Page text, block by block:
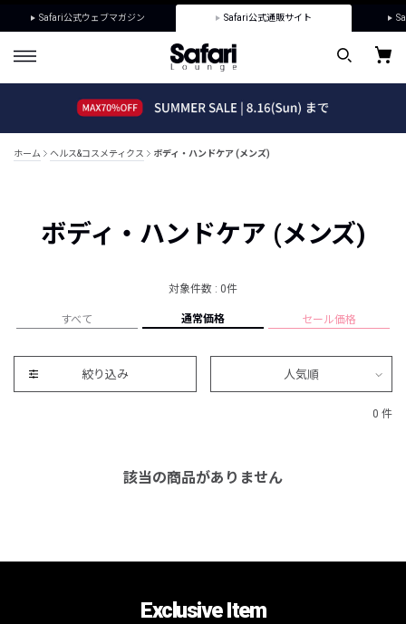
Safari公式ウェブマガジン Safari公式通販サイト
ホーム ヘルス&コスメティクス ボディ・ハンドケア (メンズ)
ボディ・ハンドケア (メンズ)
対象件数 : 0件
すべて 通常価格 セール価格
絞り込み 人気順
0 件
該当の商品がありません
Exclusive Item